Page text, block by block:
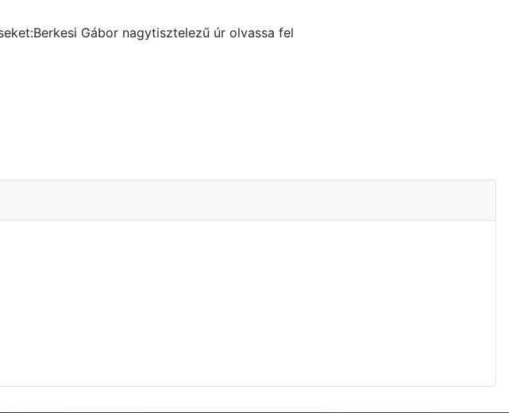
Gábor nagytisztelezű úr olvassa fel